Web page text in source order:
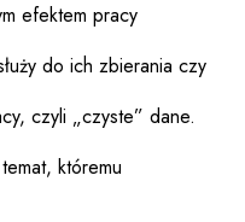
efektem pracy
do ich zbierania czy
czyli „czyste” dane.
któremu